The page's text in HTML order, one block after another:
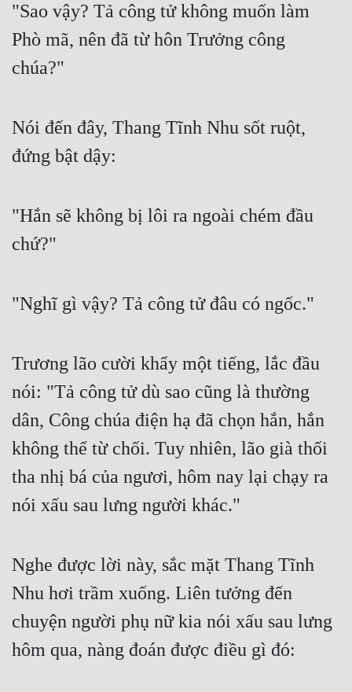
"Sao vậy? Tả công tử không muốn làm
Phò mã, nên đã từ hôn Trưởng công
chúa?"
Nói đến đây, Thang Tĩnh Nhu sốt ruột,
đứng bật dậy:
"Hắn sẽ không bị lôi ra ngoài chém đầu
chứ?"
"Nghĩ gì vậy? Tả công tử đâu có ngốc."
Trương lão cười khẩy một tiếng, lắc đầu
nói: "Tả công tử dù sao cũng là thường
dân, Công chúa điện hạ đã chọn hắn, hắn
không thể từ chối. Tuy nhiên, lão già thối
tha nhị bá của ngươi, hôm nay lại chạy ra
nói xấu sau lưng người khác."
Nghe được lời này, sắc mặt Thang Tĩnh
Nhu hơi trầm xuống. Liên tưởng đến
chuyện người phụ nữ kia nói xấu sau lưng
hôm qua, nàng đoán được điều gì đó: